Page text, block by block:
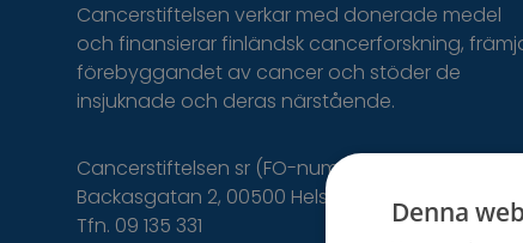
Cancerstiftelsen verkar med donerade medel
och finansierar finländsk cancerforskning,
förebyggandet av cancer och stöder de
insjuknade och deras närstående.
Cancerstiftelsen sr (FO-nummer 0237165-7)
Backasgatan 2, 00500 Helsingfors,
Tfn. 09 135 331
Denna